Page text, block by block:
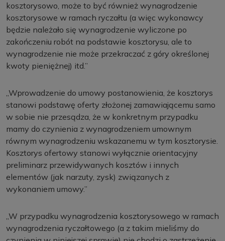
kosztorysowo, może to być również wynagrodzenie
kosztorysowe w ramach ryczałtu (a więc wykonawcy
będzie należało się wynagrodzenie wyliczone po
zakończeniu robót na podstawie kosztorysu, ale to
wynagrodzenie nie może przekraczać z góry określonej
kwoty pieniężnej) itd.”
„Wprowadzenie do umowy postanowienia, że kosztorys
stanowi podstawę oferty złożonej zamawiającemu samo
w sobie nie przesądza, że w konkretnym przypadku
mamy do czynienia z wynagrodzeniem umownym
równym wynagrodzeniu wskazanemu w tym kosztorysie.
Kosztorys ofertowy stanowi wyłącznie orientacyjny
preliminarz przewidywanych kosztów i innych
elementów (jak narzuty, zysk) związanych z
wykonaniem umowy.”
„W przypadku wynagrodzenia kosztorysowego w ramach
wynagrodzenia ryczałtowego (a z takim mieliśmy do